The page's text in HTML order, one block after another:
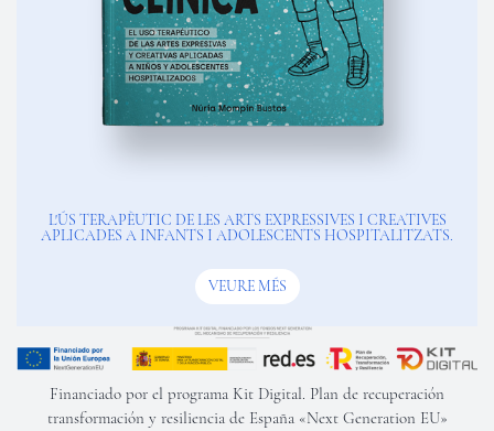
L'ÚS TERAPÈUTIC DE LES ARTS EXPRESSIVES I CREATIVES
APLICADES A INFANTS I ADOLESCENTS HOSPITALITZATS.
VEURE MÉS
Financiado por el programa Kit Digital. Plan de recuperación
transformación y resiliencia de España «Next Generation EU»